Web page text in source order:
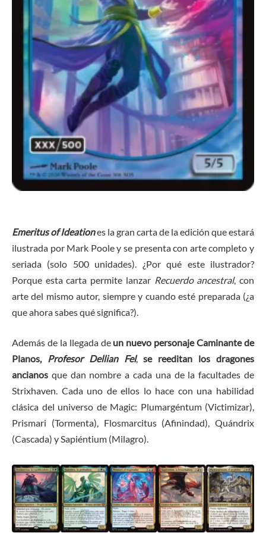
Emeritus of Ideationes la gran carta de la edición que estará
ilustrada por Mark Poole y se presenta con arte completo y
seriada (solo 500 unidades). ¿Por qué este ilustrador?
Porque esta carta permite lanzar Recuerdo ancestral, con
arte del mismo autor, siempre y cuando esté preparada (¿a
que ahora sabes qué significa?).
Además de la llegada de un nuevo personaje Caminante de
Planos, Profesor Dellian Fel,se reeditan los dragones
ancianos que dan nombre a cada una de la facultades de
Strixhaven. Cada uno de ellos lo hace con una habilidad
clásica del universo de Magic: Plumargéntum (Victimizar),
Prismari (Tormenta), Flosmarcitus (Afinindad), Quándrix
(Cascada) y Sapiéntium (Milagro).